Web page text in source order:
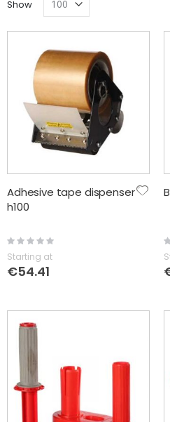
Show
Adhesive tape dispenser
h100
Rating:
Starting at
€54.41